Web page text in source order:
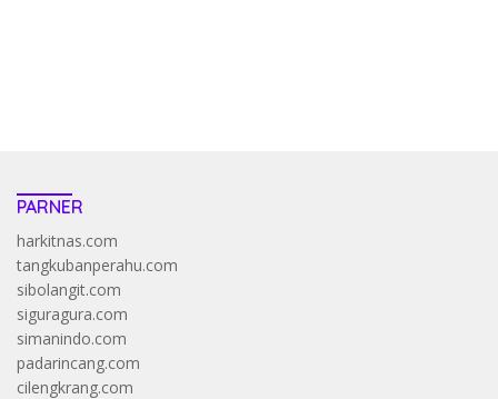
PARNER
harkitnas.com
tangkubanperahu.com
sibolangit.com
siguragura.com
simanindo.com
padarincang.com
cilengkrang.com